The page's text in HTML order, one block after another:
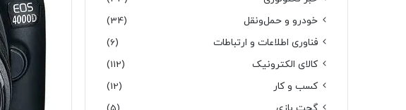
خودرو و حمل‌و‌نقل
(34)
فناوری اطلاعات و ارتباطات
(6)
کالای الکترونیک
(112)
کسب و کار
(12)